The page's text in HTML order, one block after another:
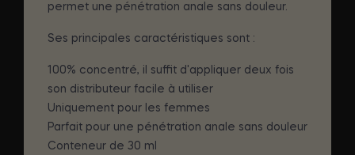
permet une pénétration anale sans douleur.
Ses principales caractéristiques sont :
100% concentré, il suffit d'appliquer deux fois
son distributeur facile à utiliser
Uniquement pour les femmes
Parfait pour une pénétration anale sans douleur
Conteneur de 30 ml